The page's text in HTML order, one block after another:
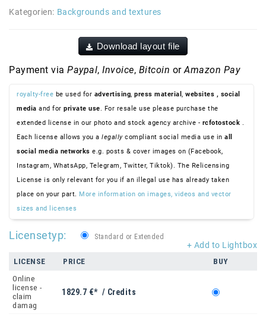
Kategorien: Backgrounds and textures
Download layout file
Payment via Paypal, Invoice, Bitcoin orAmazon Pay
royalty-free be used for advertising, press material , websites , social
media and for private use. For resale use please purchase the
extended license in our photo and stock agency archive - rcfotostock .
Each license allows you a legallycompliant social media use in all
social media networks e.g. posts & cover images on (Facebook,
Instagram, WhatsApp, Telegram, Twitter, Tiktok). The Relicensing
License is only relevant for you if an illegal use has already taken
place on your part. More information on images, videos and vector
sizes and licenses
+ Add to Lightbox
Licensetyp: Standard or Extended
LICENSE PRICE
BUY
Online
license -
claim
damag
1829.7 €* / Credits